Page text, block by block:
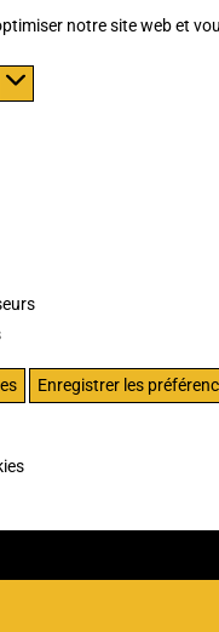
notre site web et
Enregistrer les